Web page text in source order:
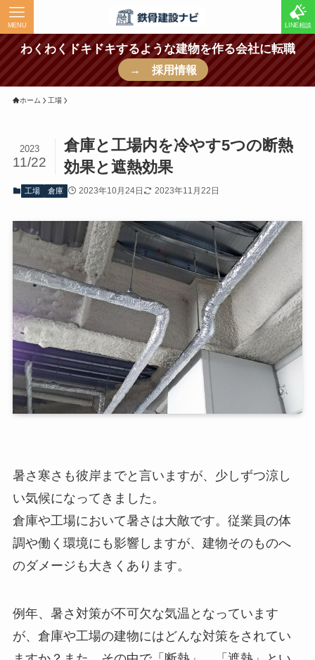
LINE相談
MENU
わくわくドキドキするような建物を作る会社に転職
→ 採用情報
ホーム 工場
倉庫と工場内を冷やす5つの断熱
効果と遮熱効果
2023
11/22
工場 倉庫 2023年10月24日 2023年11月22日
暑さ寒さも彼岸までと言いますが、少しずつ涼し
い気候になってきました。
倉庫や工場において暑さは大敵です。従業員の体
調や働く環境にも影響しますが、建物そのものへ
のダメージも大きくあります。
例年、暑さ対策が不可欠な気温となっています
が、倉庫や工場の建物にはどんな対策をされてい